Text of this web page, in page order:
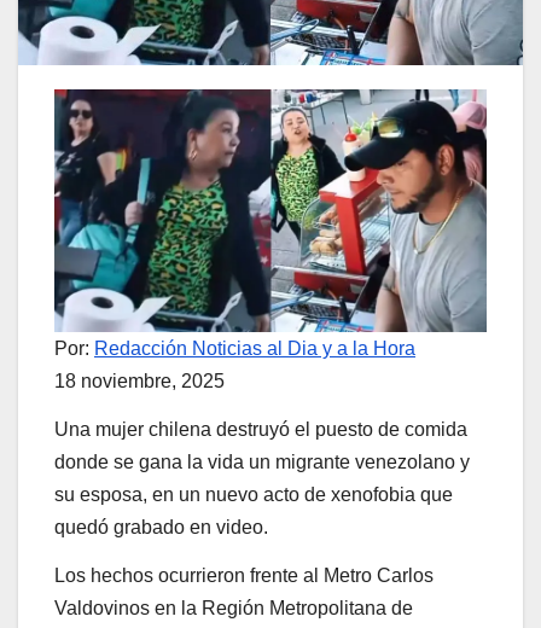
Por: Redacción Noticias al Dia y a la Hora
18 noviembre, 2025
Una mujer chilena destruyó el puesto de comida
donde se gana la vida un migrante venezolano y
su esposa, en un nuevo acto de xenofobia que
quedó grabado en video.
Los hechos ocurrieron frente al Metro Carlos
Valdovinos en la Región Metropolitana de